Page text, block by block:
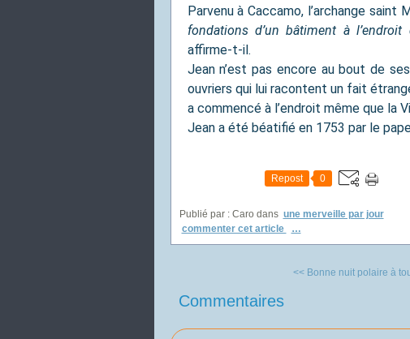
Parvenu à Caccamo, l’archange saint
fondations d’un bâtiment à
affirme-t-il.
Jean n’est pas encore au bout de
ouvriers qui lui racontent un fait
a commencé à l’endroit même que la
Jean a été béatifié en 1753 par le
Repost 0
Publié par : Caro dans une merveille par jour
commenter cet article
…
<< Bonne nuit polaire à
Commentaires